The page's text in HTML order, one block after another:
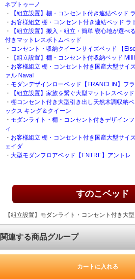
ネプトゥーノ
・
【組立設置】棚・コンセント付き連結ベッド
・ お客様組立 棚・コンセント付き連結ベッド ラ
・
【組立設置】搬入・組立・簡単 寝心地が選べ
付きマットレスボトムベッド
・ コンセント・収納クイーンサイズベッド 【
・
【組立設置】棚・コンセント付収納ベッド
・ お客様組立 棚・コンセント付き国産大型サイ
ァル Naval
・ モダンデザインローベッド【FRANCLIN】フ
・
【組立設置】家族を繋ぐ大型マットレスベッ
・ 棚コンセント付き大型引き出し天然木調収納
ックス キング＆クイーン
・ モダンライト・棚・コンセント付きデザイン
ィ
・ お客様組立 棚・コンセント付き国産大型サイ
ェイダ
・ 大型モダンフロアベッド【ENTRE】アントレ
すのこベッド
【組立設置】モダンライト・コンセント付き大
関連する商品グループ
キングサイズベッド 茶色・ブラ
カートに入れる